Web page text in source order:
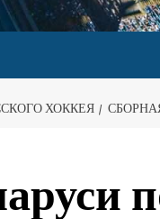
ХОККЕЯ